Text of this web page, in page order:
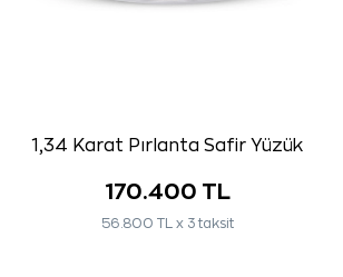
1,34 Karat Pırlanta Safir Yüzük
170.400 TL
56.800 TL x 3 taksit